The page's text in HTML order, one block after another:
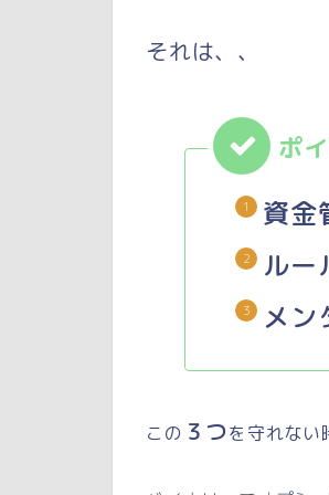
それは、、
資金
ルー
メン
この ３つを守れない